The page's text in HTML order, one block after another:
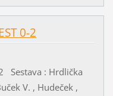
0-2
Sestava : Hrdlička
V. , Hudeček ,